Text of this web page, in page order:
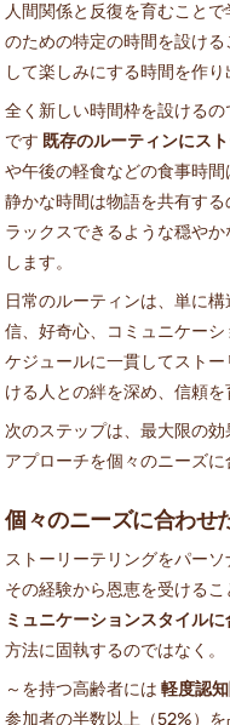
人間関係と反復を育むこと
のための特定の時間を設け
して楽しみにする時間を作り
全く新しい時間枠を設ける
です 既存のルーティンにス
や午後の軽食などの食事時
静かな時間は物語を共有す
ラックスできるような穏や
します。
日常のルーティンは、単に
信、好奇心、コミュニケー
ケジュールに一貫してスト
ける人との絆を深め、信頼を
次のステップは、最大限の
アプローチを個々のニーズに
個々のニーズに合わせ
ストーリーテリングをパー
その経験から恩恵を受けるこ
ミュニケーションスタイル
方法に固執するのではなく。
～を持つ高齢者には 軽度認
参加者の半数以上（52%）